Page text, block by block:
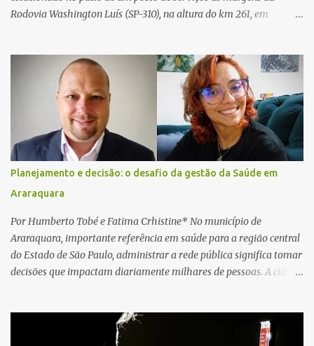
Rodovia Washington Luís (SP-310), na altura do km 261, em
relatos de que havia um condutor inconsciente dentro de um
caminhão. Equipes de resgate foram rapidamente deslocadas ao
local e encontraram a vítima em parada cardiorrespiratória. Os
socorristas iniciaram imediatamente as manobras de reanimação
cardiopulmonar (RCP), porém, apesar de todos os esforços, o
motorista não respondeu aos procedimentos. Às 17h03, médicos
da Unidade de Suporte Avançado constataram o óbito da vítima.
Fonte: São Carlos Agora
Planejamento e decisão: o desafio da gestão da Saúde em
Araraquara
Por Humberto Tobé e Fatima Crhistine* No município de
Araraquara, importante referência em saúde para a região central
do Estado de São Paulo, administrar a rede pública significa tomar
decisões que impactam diariamente milhares de pessoas. A cidade
município, mas também de diversas cidades do entorno,
ampliando significativamente a responsabilidade da gestão sobre